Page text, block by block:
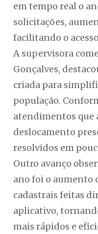
em tempo real o
solicitações,
facilitando o
A supervisora
Gonçalves,
criada para
população.
atendimentos que
deslocamento
resolvidos em
Outro avanço
ano foi o aumento
cadastrais feitas
aplicativo,
mais rápidos e